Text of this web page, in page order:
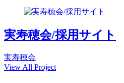
実寿穂会/採用サイト
実寿穂会
View All Project